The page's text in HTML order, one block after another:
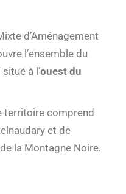
d’Aménagement
l’ensemble du
à l’ouest du
territoire comprend
et de
la Montagne Noire.